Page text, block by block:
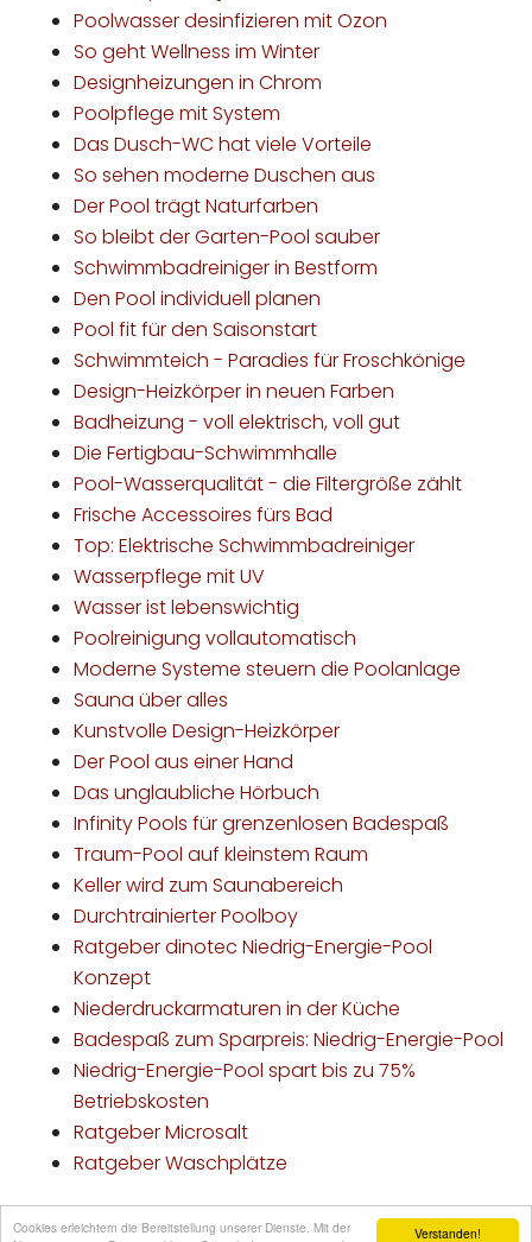
Verstanden!
Cookies erleichtern die Bereitstellung unserer Dienste. Mit der
Poolwasser desinfizieren mit Ozon
So geht Wellness im Winter
Designheizungen in Chrom
Poolpflege mit System
Das Dusch-WC hat viele Vorteile
So sehen moderne Duschen aus
Der Pool trägt Naturfarben
So bleibt der Garten-Pool sauber
Schwimmbadreiniger in Bestform
Den Pool individuell planen
Pool fit für den Saisonstart
Schwimmteich - Paradies für Froschkönige
Design-Heizkörper in neuen Farben
Badheizung - voll elektrisch, voll gut
Die Fertigbau-Schwimmhalle
Pool-Wasserqualität - die Filtergröße zählt
Frische Accessoires fürs Bad
Top: Elektrische Schwimmbadreiniger
Wasserpflege mit UV
Wasser ist lebenswichtig
Poolreinigung vollautomatisch
Moderne Systeme steuern die Poolanlage
Sauna über alles
Kunstvolle Design-Heizkörper
Der Pool aus einer Hand
Das unglaubliche Hörbuch
Infinity Pools für grenzenlosen Badespaß
Traum-Pool auf kleinstem Raum
Keller wird zum Saunabereich
Durchtrainierter Poolboy
Ratgeber dinotec Niedrig-Energie-Pool
Konzept
Niederdruckarmaturen in der Küche
Badespaß zum Sparpreis: Niedrig-Energie-Pool
Niedrig-Energie-Pool spart bis zu 75%
Betriebskosten
Ratgeber Microsalt
Ratgeber Waschplätze